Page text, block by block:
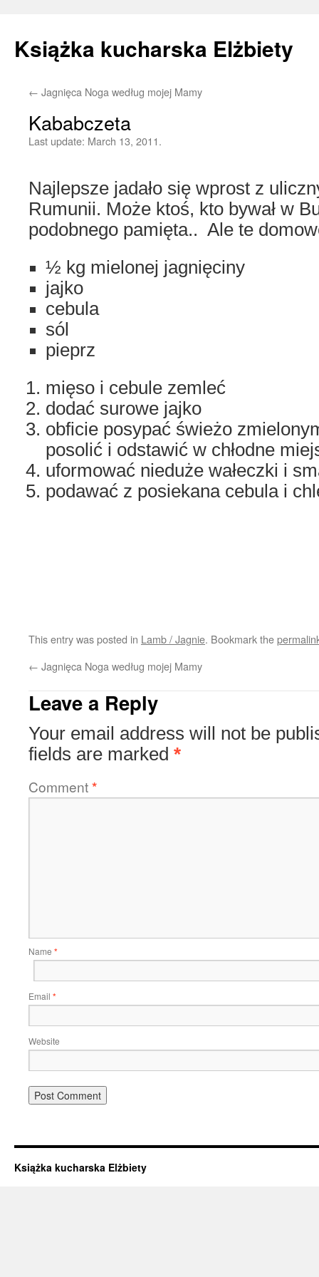
Książka kucharska Elżbiety
Skip
← Jagnięca Noga według mojej Mamy
Kababczeta
Last update: March 13, 2011.
Najlepsze jadało się wprost z
Rumunii. Może ktoś, kto bywał w
podobnego pamięta.. Ale te
½ kg mielonej jagnięciny
jajko
cebula
sól
pieprz
mięso i cebule zemleć
dodać surowe jajko
obficie posypać świeżo
posolić i odstawić w chłodne
uformować nieduże wałeczki i
podawać z posiekana cebula i
This entry was posted in Lamb / Jagnie. Bookmark the
← Jagnięca Noga według mojej Mamy
Leave a Reply
Your email address will not be
fields are marked *
Comment*
Name *
Email *
Website
Książka kucharska Elżbiety